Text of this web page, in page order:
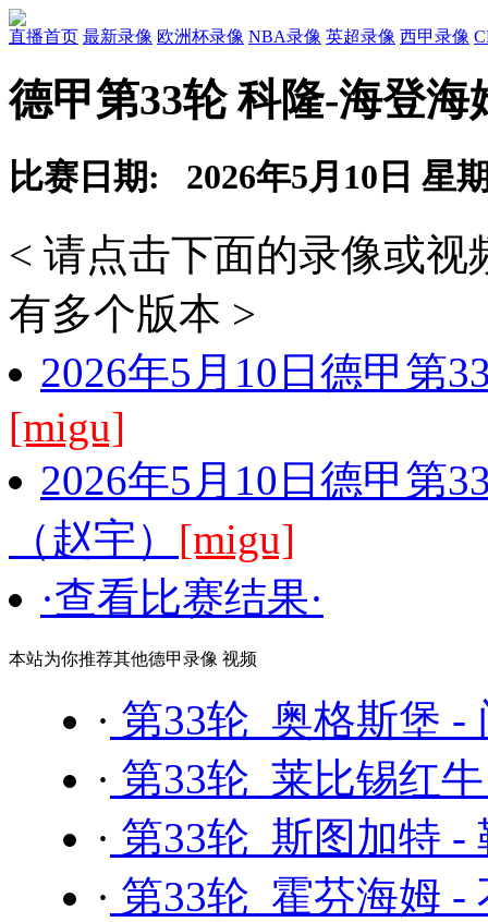
直播首页 最新录像 欧洲杯录像 NBA录像 英超录像 西甲录像
德甲第33轮 科隆-海登
比赛日期: 2026年5月10日 星
< 请点击下面的录像或
有多个版本 >
2026年5月10日德甲第
[migu]
2026年5月10日德甲第
（赵宇） [migu]
·查看比赛结果·
本站为你推荐其他德甲录像 视频
· 第33轮 奥格斯堡 -
· 第33轮 莱比锡红
· 第33轮 斯图加特 -
· 第33轮 霍芬海姆 -